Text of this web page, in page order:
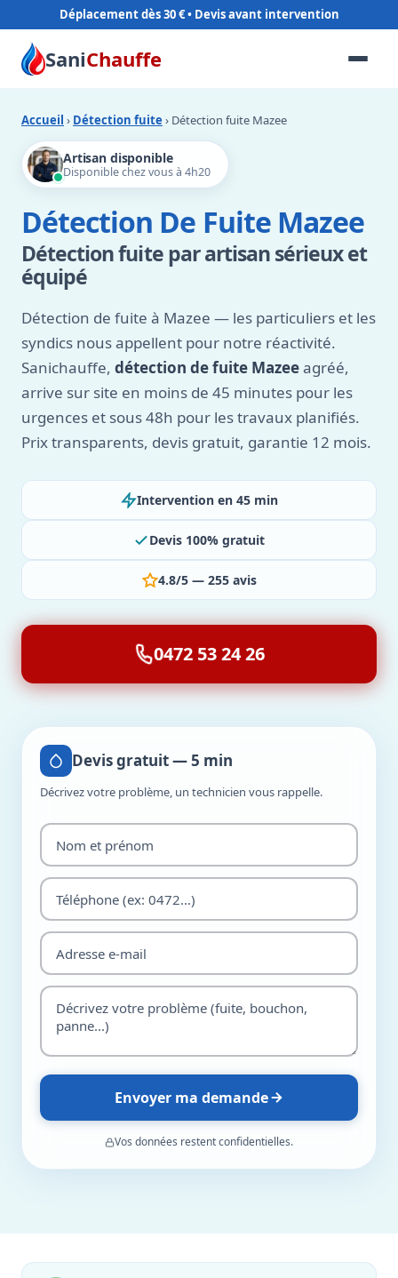
Déplacement dès 30 €
SaniChauffe
Accueil › Détection fuite › Détection fuite Mazee
Artisan disponible
Disponible chez vous à 4h20
Détection De Fuite Mazee
Détection fuite par artisan sérieux et
équipé
Détection de fuite à Mazee — les particuliers et les
syndics nous appellent pour notre réactivité.
Sanichauffe, détection de fuite Mazeeagréé,
arrive sur site en moins de 45 minutes pour les
urgences et sous 48h pour les travaux planifiés.
Prix transparents, devis gratuit, garantie 12 mois.
Intervention en 45 min
Devis 100% gratuit
4.8/5 — 255 avis
0472 53 24 26
Devis gratuit — 5 min
Décrivez votre problème, un technicien vous rappelle.
Envoyer ma demande
Vos données restent confidentielles.